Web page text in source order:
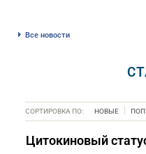
Все новости
СОРТИРОВКА ПО: НОВЫЕ
Цитокиновый